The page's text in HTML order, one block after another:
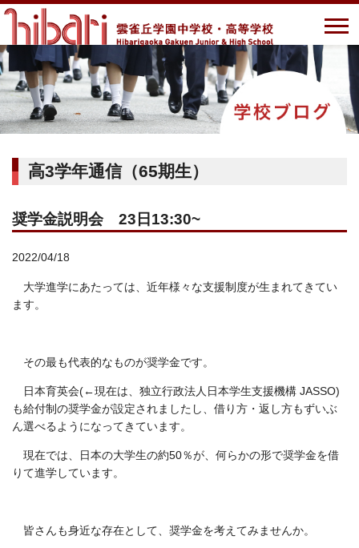
高3学年通信（65期生）
奨学金説明会 23日13:30~
2022/04/18
大学進学にあたっては、近年様々な支援制度が生まれてきてい
ます。
その最も代表的なものが奨学金です。
日本育英会(←現在は、独立行政法人日本学生支援機構 JASSO)
も給付制の奨学金が設定されましたし、借り方・返し方もずいぶ
ん選べるようになってきています。
現在では、日本の大学生の約50％が、何らかの形で奨学金を借
りて進学しています。
皆さんも身近な存在として、奨学金を考えてみませんか。